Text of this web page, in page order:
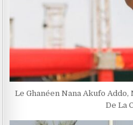
Le Ghanéen Nana Akufo
De La